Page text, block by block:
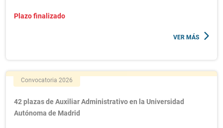
Plazo finalizado
VER MÁS
Convocatoria 2026
42 plazas de Auxiliar Administrativo en la Universidad
Autónoma de Madrid